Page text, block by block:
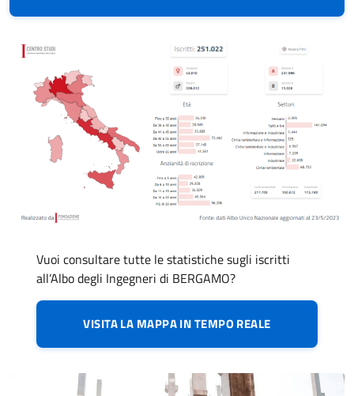
Vuoi consultare tutte le statistiche sugli iscritti
all’Albo degli Ingegneri di BERGAMO?
VISITA LA MAPPA IN TEMPO REALE